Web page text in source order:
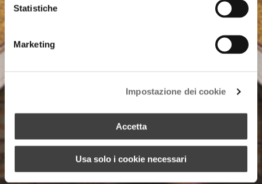
Statistiche
Marketing
Impostazione dei cookie
Accetta
Usa solo i cookie necessari